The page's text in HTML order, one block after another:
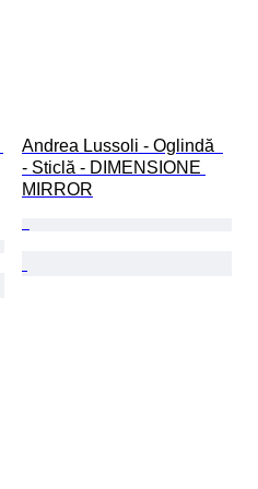
Andrea Lussoli - Oglindă
- Sticlă - DIMENSIONE
MIRROR